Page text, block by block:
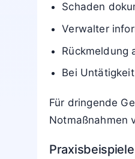
Schaden
Verwalter
Rückmeldung
Bei
Für dringende
Notmaßnahmen